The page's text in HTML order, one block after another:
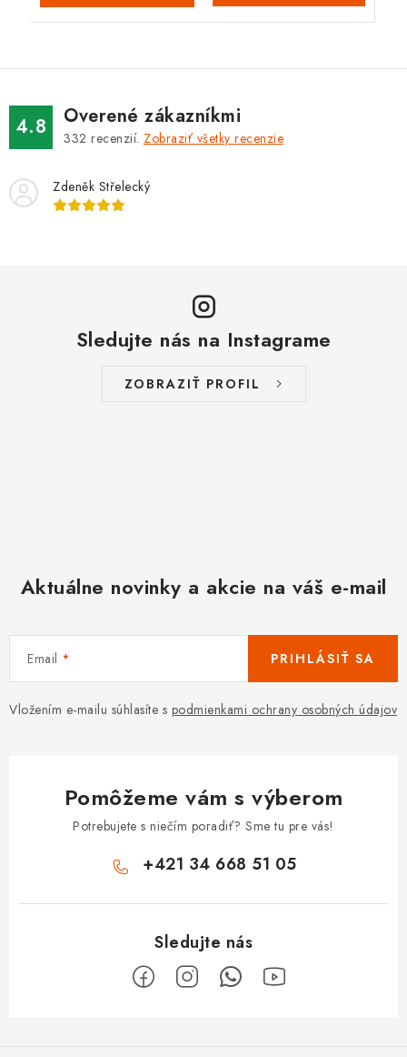
4.8 Overené zákazníkmi
332 recenzií. Zobraziť všetky recenzie
Zdeněk Střelecký
Sledujte nás na Instagrame
ZOBRAZIŤ PROFIL
Aktuálne novinky a akcie na váš e-mail
Email
Vložením e-mailu súhlasíte s podmienkami ochrany osobných údajov
PRIHLÁSIŤ SA
Pomôžeme vám s výberom
Potrebujete s niečím poradiť? Sme tu pre vás!
+421 34 668 51 05